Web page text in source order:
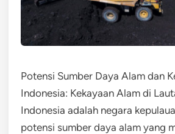
Potensi Sumber Daya Alam dan
Indonesia: Kekayaan Alam di
Indonesia adalah negara
potensi sumber daya alam yang